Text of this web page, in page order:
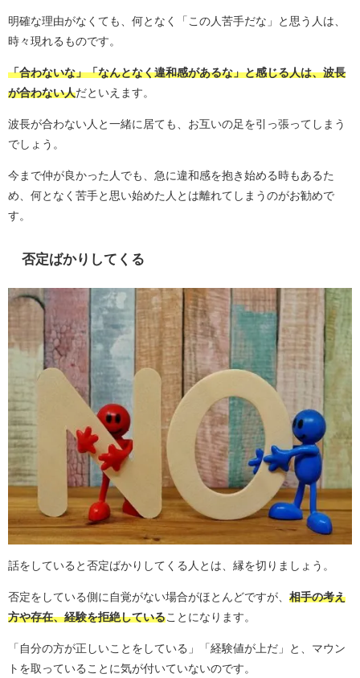
明確な理由がなくても、何となく「この人苦手だな」と思う人は、
時々現れるものです。
「合わないな」「なんとなく違和感があるな」と感じる人は、波長
が合わない人だといえます。
波長が合わない人と一緒に居ても、お互いの足を引っ張ってしまう
でしょう。
今まで仲が良かった人でも、急に違和感を抱き始める時もあるた
め、何となく苦手と思い始めた人とは離れてしまうのがお勧めで
す。
否定ばかりしてくる
話をしていると否定ばかりしてくる人とは、縁を切りましょう。
否定をしている側に自覚がない場合がほとんどですが、 相手の考え
方や存在、経験を拒絶していることになります。
「自分の方が正しいことをしている」「経験値が上だ」と、マウン
トを取っていることに気が付いていないのです。